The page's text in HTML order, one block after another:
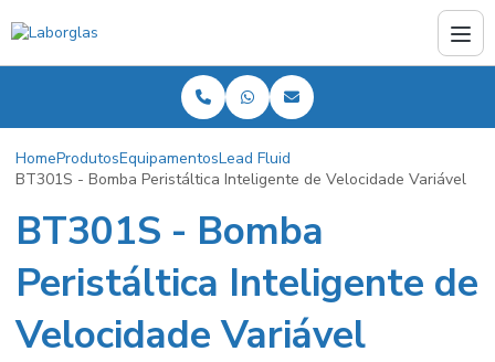
HomeProdutosEquipamentosLead Fluid
BT301S - Bomba Peristáltica Inteligente de Velocidade Variável
BT301S - Bomba
Peristáltica Inteligente de
Velocidade Variável